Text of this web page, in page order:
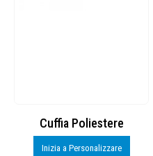
Cuffia Poliestere
Inizia a Personalizzare